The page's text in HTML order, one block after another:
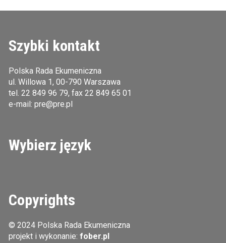
Szybki kontakt
Polska Rada Ekumeniczna
ul. Willowa 1, 00-790 Warszawa
tel. 22 849 96 79, fax 22 849 65 01
e-mail: pre@pre.pl
Wybierz język
Copyrights
© 2024 Polska Rada Ekumeniczna
projekt i wykonanie: fober.pl